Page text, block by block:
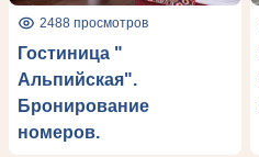
2488 просмотров
Гостиница "
Альпийская".
Бронирование
номеров.